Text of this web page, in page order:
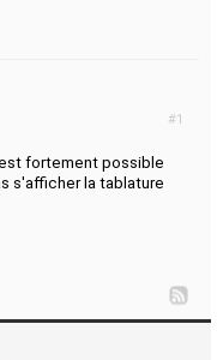
#1
fortement possible
s'afficher la tablature